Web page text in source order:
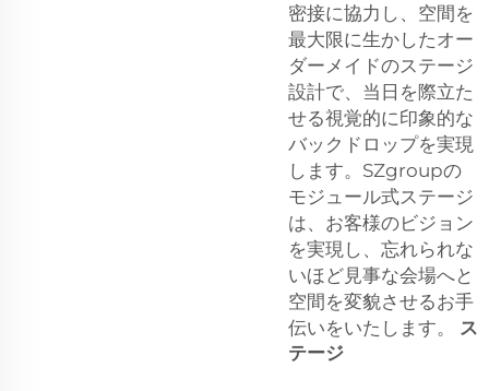
密接に協力し、空間を
最大限に生かしたオー
ダーメイドのステージ
設計で、当日を際立た
せる視覚的に印象的な
バックドロップを実現
します。SZgroupの
モジュール式ステージ
は、お客様のビジョン
を実現し、忘れられな
いほど見事な会場へと
空間を変貌させるお手
伝いをいたします。 ス
テージ